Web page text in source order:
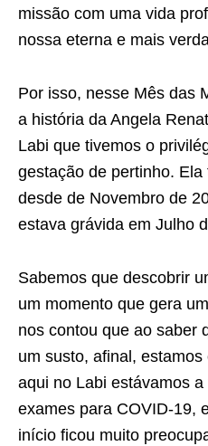
missão com uma vida
nossa eterna e mais
Por isso, nesse Mês das
a história da Angela
Labi que tivemos o
gestação de pertinho.
desde de Novembro de
estava grávida em Julho
Sabemos que descobrir
um momento que gera
nos contou que ao saber
um susto, afinal,
aqui no Labi estávamos
exames para COVID-19,
início ficou muito